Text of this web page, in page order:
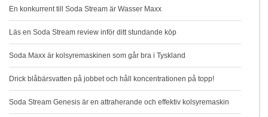
En konkurrent till Soda Stream är Wasser Maxx
Läs en Soda Stream review inför ditt stundande köp
Soda Maxx är kolsyremaskinen som går bra i Tyskland
Drick blåbärsvatten på jobbet och håll koncentrationen på topp!
Soda Stream Genesis är en attraherande och effektiv kolsyremaskin